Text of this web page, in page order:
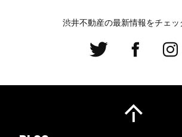
渋井不動産の最新情報をチェッ